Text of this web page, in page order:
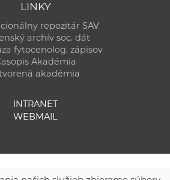
LINKY
repozitár SAV
archív soc. dát
fytocenolog. zápisov
Akadémia
akadémia
INTRANET
WEBMAIL